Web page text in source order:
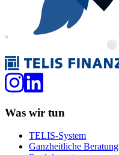
Was wir tun
TELIS-System
Ganzheitliche Beratung